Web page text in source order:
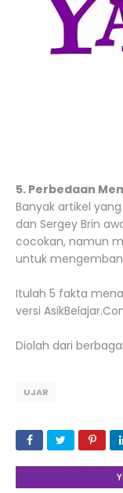
5. Perbedaan
Banyak artikel
dan Sergey Brin
cocokan, namun
untuk
Itulah 5 fakta
versi
Diolah dari
UJAR